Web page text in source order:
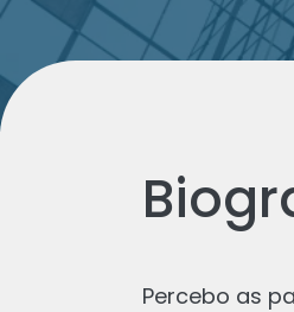
Percebo as